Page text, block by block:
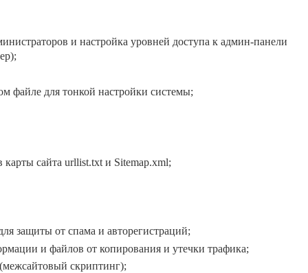
и настройка уровней доступа к админ-панели
файле для тонкой настройки системы;
сайта urllist.txt и Sitemap.xml;
защиты от спама и авторегистраций;
и файлов от копирования и утечки трафика;
скриптинг);